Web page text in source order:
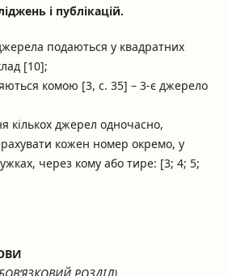
і публікацій.
подаються у квадратних
[10];
комою [3, с. 35] – 3-є джерело
кількох джерел одночасно,
кожен номер окремо, у
через кому або тире: [3; 4; 5;